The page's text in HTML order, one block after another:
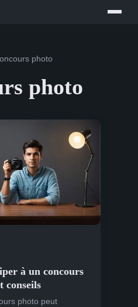
photo
photo
à un concours
conseils
photo peut